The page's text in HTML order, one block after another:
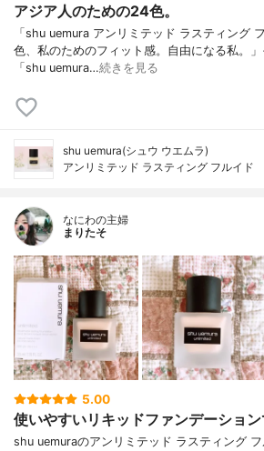
アジア人のための24色。
「shu uemura アンリミテッド ラスティング
色、私のためのフィット感。自由になる私。
「shu uemura…続きを見る
shu uemura(シュウ ウエムラ)
アンリミテッド ラスティング フルイド
なにわの主婦
まりたそ
5.00
使いやすいリキッドファンデーション
shu uemuraのアンリミテッド ラスティング